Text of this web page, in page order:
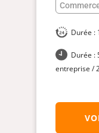
Durée :
Durée :
entreprise /